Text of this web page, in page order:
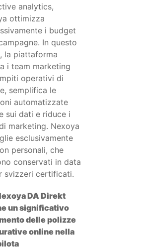
analytics,
ottimizza
i budget
In questo
la piattaforma
i team marketing
operativi di
semplifica le
automatizzate
sui dati e riduce i
marketing. Nexoya
esclusivamente
personali, che
conservati in data
svizzeri certificati.
DA Direkt
un significativo
delle polizze
online nella